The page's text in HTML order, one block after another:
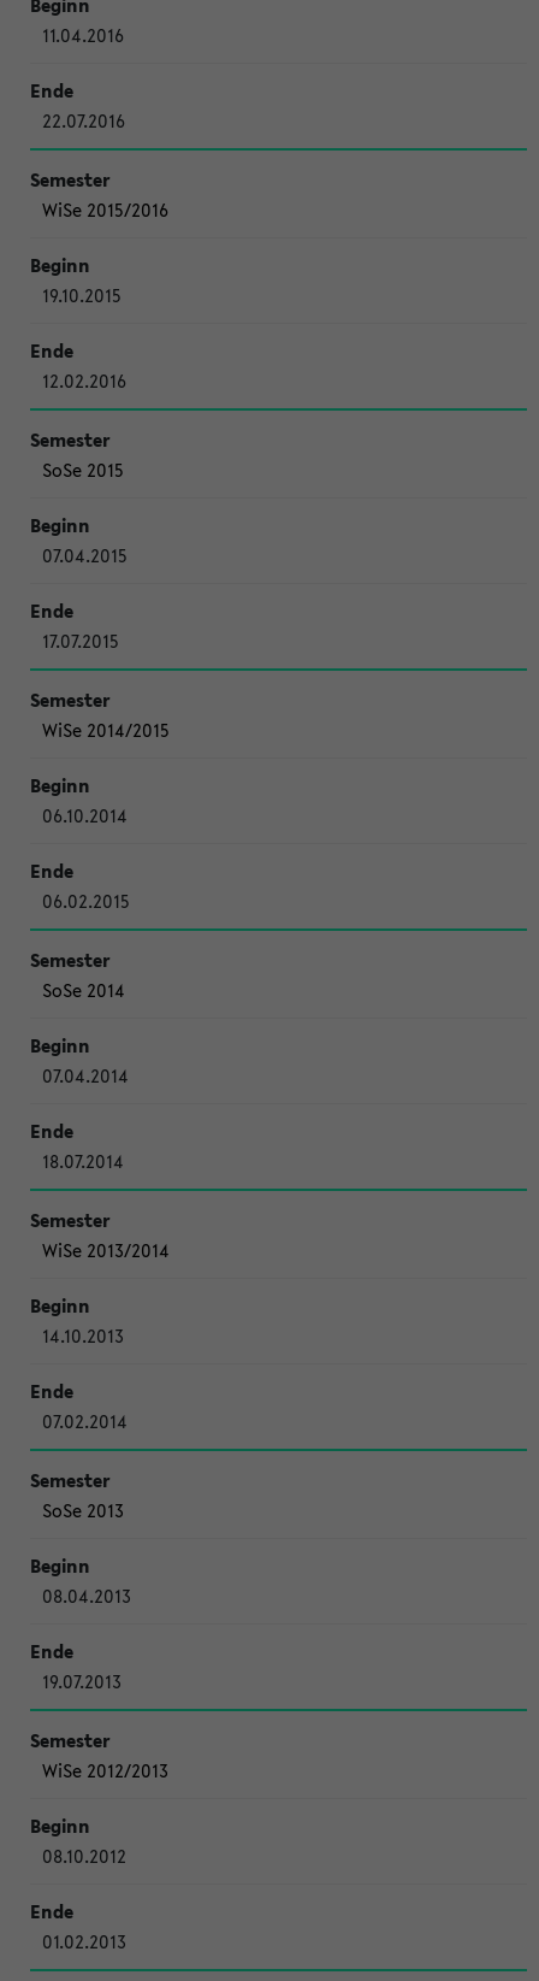
11.04.2016
22.07.2016
WiSe 2015/2016
19.10.2015
12.02.2016
SoSe 2015
07.04.2015
17.07.2015
WiSe 2014/2015
06.10.2014
06.02.2015
SoSe 2014
07.04.2014
18.07.2014
WiSe 2013/2014
14.10.2013
07.02.2014
SoSe 2013
08.04.2013
19.07.2013
WiSe 2012/2013
08.10.2012
01.02.2013